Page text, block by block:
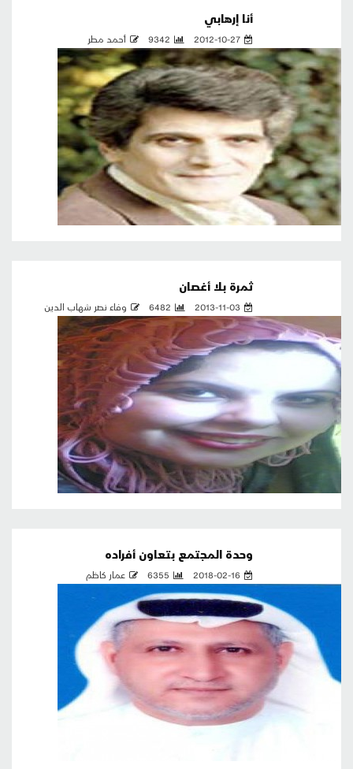
أنا إرهابي
2012-10-27
9342 أحمد مطر
ثمرة بلا أغصان
2013-11-03
6482 وفاء نصر شهاب الدين
وحدة المجتمع بتعاون أفراده
2018-02-16
6355 عمار كاظم